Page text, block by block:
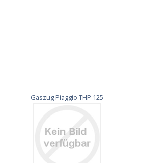
Gaszug Piaggio THP 125